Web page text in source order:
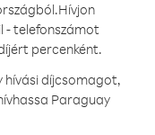
Hívjon
- telefonszámot
percenként.
hívási díjcsomagot,
Paraguay